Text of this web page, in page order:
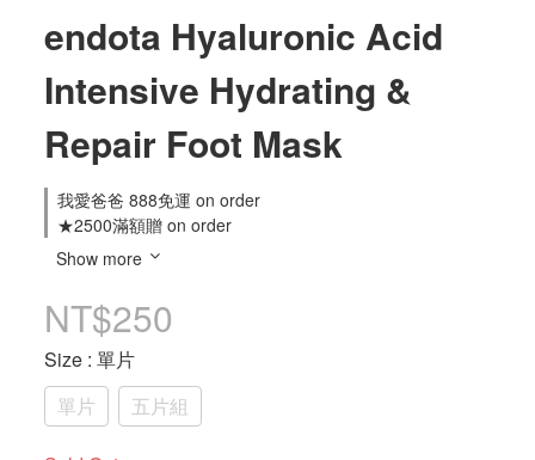
endota Hyaluronic Acid
Intensive Hydrating &
Repair Foot Mask
我愛爸爸 888免運 on order
★2500滿額贈 on order
Show more
NT$250
Size : 單片
單片
五片組